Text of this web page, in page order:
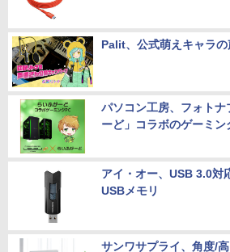
Palit、公式萌えキャラ
パソコン工房、フォト
ーど」コラボのゲーミン
アイ・オー、USB 3.0対
USBメモリ
サンワサプライ、角度/